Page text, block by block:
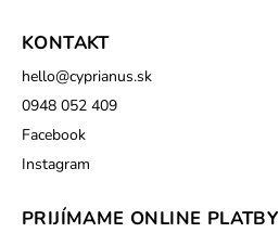
KONTAKT
hello@cyprianus.sk
0948 052 409
Facebook
Instagram
PRIJÍMAME ONLINE PLATBY